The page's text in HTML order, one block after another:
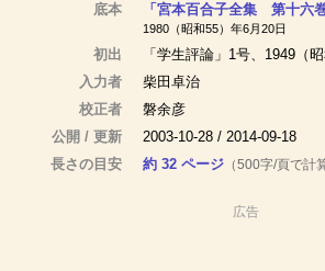
底本
「宮本百合子全集 第十六
1980（昭和55）年6月20日
初出
「学生評論」1号、1949（
入力者
柴田卓治
校正者
磐余彦
公開 / 更新
2003-10-28 / 2014-09-18
長さの目安
約 32 ページ（500字/頁で計算
広告